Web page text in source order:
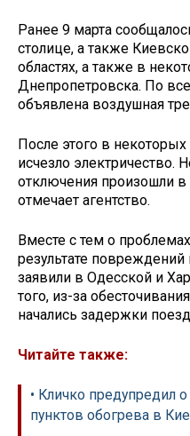
Ранее 9 марта
столице, а также
областях, а также в
Днепропетровска. По
объявлена воздушная
После этого в
исчезло электричество.
отключения произошли
отмечает агентство.
Вместе с тем о
результате
заявили в Одесской и
того, из-за
начались задержки
Читайте также:
• Кличко предупредил
пунктов обогрева в